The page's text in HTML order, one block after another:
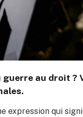
au droit ?
expression qui